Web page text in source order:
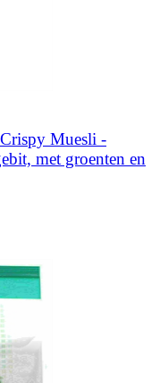
Muesli -
met groenten en